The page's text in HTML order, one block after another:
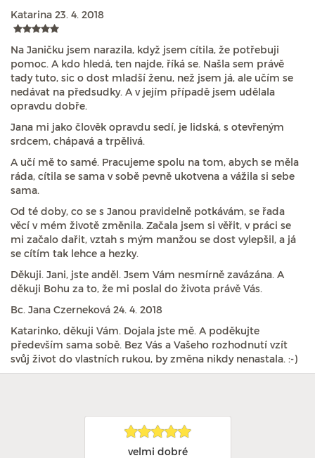
Katarina 23. 4. 2018
Na Janičku jsem narazila, když jsem cítila, že potřebuji
pomoc. A kdo hledá, ten najde, říká se. Našla sem právě
tady tuto, sic o dost mladší ženu, než jsem já, ale učím se
nedávat na předsudky. A v jejím případě jsem udělala
opravdu dobře.
Jana mi jako člověk opravdu sedí, je lidská, s otevřeným
srdcem, chápavá a trpělivá.
A učí mě to samé. Pracujeme spolu na tom, abych se měla
ráda, cítila se sama v sobě pevně ukotvena a vážila si sebe
sama.
Od té doby, co se s Janou pravidelně potkávám, se řada
věcí v mém životě změnila. Začala jsem si věřit, v práci se
mi začalo dařit, vztah s mým manžou se dost vylepšil, a já
se cítím tak lehce a hezky.
Děkuji. Jani, jste anděl. Jsem Vám nesmírně zavázána. A
děkuji Bohu za to, že mi poslal do života právě Vás.
Bc. Jana Czerneková 24. 4. 2018
Katarinko, děkuji Vám. Dojala jste mě. A poděkujte
především sama sobě. Bez Vás a Vašeho rozhodnutí vzít
svůj život do vlastních rukou, by změna nikdy nenastala. :-)
velmi dobré